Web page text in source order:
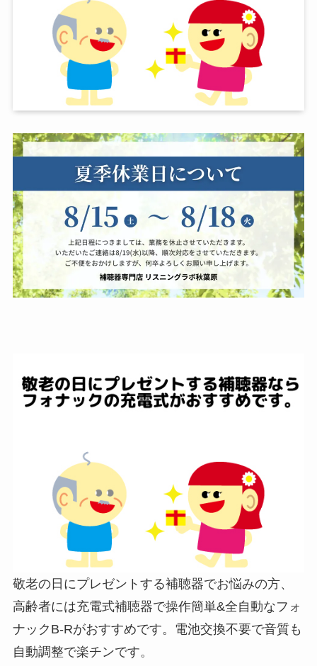
敬老の日にプレゼントする補聴器でお悩みの方、
高齢者には充電式補聴器で操作簡単&全自動なフォ
ナックB-Rがおすすめです。電池交換不要で音質も
自動調整で楽チンです。